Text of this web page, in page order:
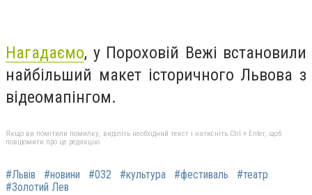
Нагадаємо, у Пороховій Вежі встановили
найбільший макет історичного Львова з
відеомапінгом.
Якщо ви помітили помилку, виділіть необхідний текст і натисніть Ctrl + Enter, щоб
повідомити про це редакцію
#Львів #новини #032 #культура #фестиваль
#театр
#Золотий Лев